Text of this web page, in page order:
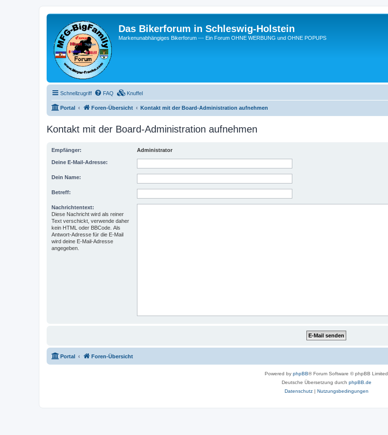
Das Bikerforum in Schleswig-Holstein
Markenunabhängiges Bikerforum --- Ein Forum OHNE WERBUNG und OHNE POPUPS
Schnellzugriff FAQ Knuffel
Portal Foren-Übersicht Kontakt mit der Board-Administration aufnehmen
Kontakt mit der Board-Administration aufnehmen
Empfänger: Administrator
Deine E-Mail-Adresse:
Dein Name:
Betreff:
Nachrichtentext:
Diese Nachricht wird als reiner
Text verschickt, verwende daher
kein HTML oder BBCode. Als
Antwort-Adresse für die E-Mail
wird deine E-Mail-Adresse
angegeben.
Portal Foren-Übersicht
Powered by phpBB® Forum Software © phpBB Limited
Deutsche Übersetzung durch phpBB.de
Datenschutz| Nutzungsbedingungen